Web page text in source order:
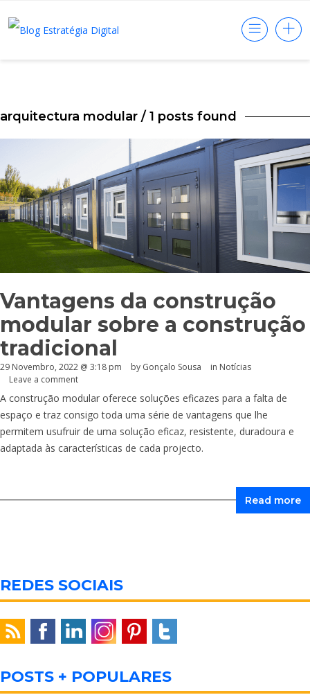
arquitectura modular / 1 posts found
Vantagens da construção
modular sobre a construção
tradicional
29 Novembro, 2022 @ 3:18 pm by Gonçalo Sousa in Notícias
Leave a comment
A construção modular oferece soluções eficazes para a falta de
espaço e traz consigo toda uma série de vantagens que lhe
permitem usufruir de uma solução eficaz, resistente, duradoura e
adaptada às características de cada projecto.
Read more
REDES SOCIAIS
POSTS + POPULARES